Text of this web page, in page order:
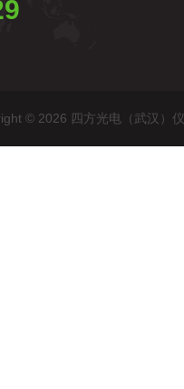
© 2026 四方光电（武汉）